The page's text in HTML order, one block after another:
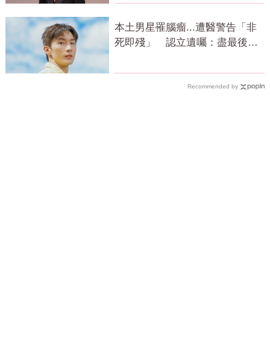
本土男星罹腦瘤...遭醫警告「非
死即殘」 認立遺囑：盡最後心
Recommended by